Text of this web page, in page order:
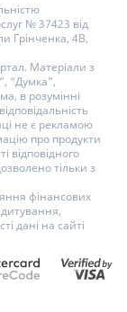
№ 37423 від
Грінченка, 4В,
Матеріали з
“Думка”,
в розумінні
не є рекламою
про продукти
відповідного
тільки з
фінансових
дані на сайті